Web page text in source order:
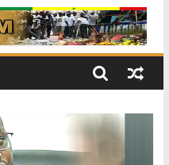
signent un
interdit les
cuivre et de cobalt